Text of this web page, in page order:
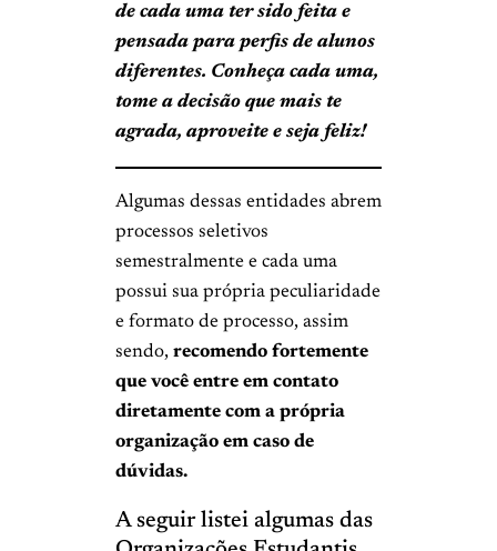
de cada uma ter sido feita e
pensada para perfis de alunos
diferentes. Conheça cada uma,
tome a decisão que mais te
agrada, aproveite e seja feliz!
Algumas dessas entidades abrem
processos seletivos
semestralmente e cada uma
possui sua própria peculiaridade
e formato de processo, assim
sendo, recomendo fortemente
que você entre em contato
diretamente com a própria
organização em caso de
dúvidas.
A seguir listei algumas das